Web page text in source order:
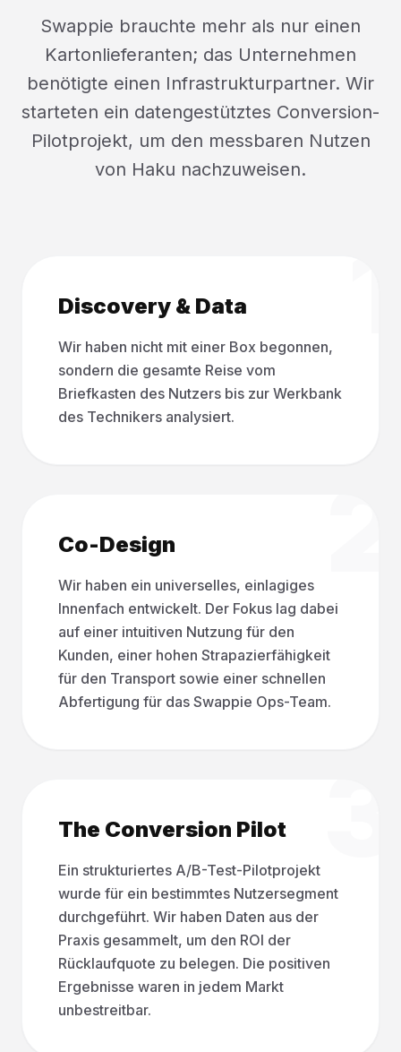
Swappie brauchte mehr als nur einen
Kartonlieferanten; das Unternehmen
benötigte einen Infrastrukturpartner. Wir
starteten ein datengestütztes Conversion-
Pilotprojekt, um den messbaren Nutzen
von Haku nachzuweisen.
Discovery & Data
Wir haben nicht mit einer Box begonnen,
sondern die gesamte Reise vom
Briefkasten des Nutzers bis zur Werkbank
des Technikers analysiert.
Co-Design
Wir haben ein universelles, einlagiges
Innenfach entwickelt. Der Fokus lag dabei
auf einer intuitiven Nutzung für den
Kunden, einer hohen Strapazierfähigkeit
für den Transport sowie einer schnellen
Abfertigung für das Swappie Ops-Team.
The Conversion Pilot
Ein strukturiertes A/B-Test-Pilotprojekt
wurde für ein bestimmtes Nutzersegment
durchgeführt. Wir haben Daten aus der
Praxis gesammelt, um den ROI der
Rücklaufquote zu belegen. Die positiven
Ergebnisse waren in jedem Markt
unbestreitbar.